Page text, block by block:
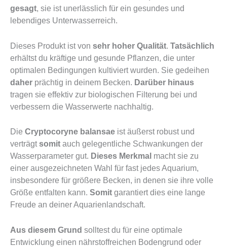
gesagt, sie ist unerlässlich für ein gesundes und
lebendiges Unterwasserreich.
Dieses Produkt ist von sehr hoher Qualität. Tatsächlich
erhältst du kräftige und gesunde Pflanzen, die unter
optimalen Bedingungen kultiviert wurden. Sie gedeihen
daher prächtig in deinem Becken. Darüber hinaus
tragen sie effektiv zur biologischen Filterung bei und
verbessern die Wasserwerte nachhaltig.
Die Cryptocoryne balansae ist äußerst robust und
verträgtsomit auch gelegentliche Schwankungen der
Wasserparameter gut. Dieses Merkmal macht sie zu
einer ausgezeichneten Wahl für fast jedes Aquarium,
insbesondere für größere Becken, in denen sie ihre volle
Größe entfalten kann. Somit garantiert dies eine lange
Freude an deiner Aquarienlandschaft.
Aus diesem Grund solltest du für eine optimale
Entwicklung einen nährstoffreichen Bodengrund oder